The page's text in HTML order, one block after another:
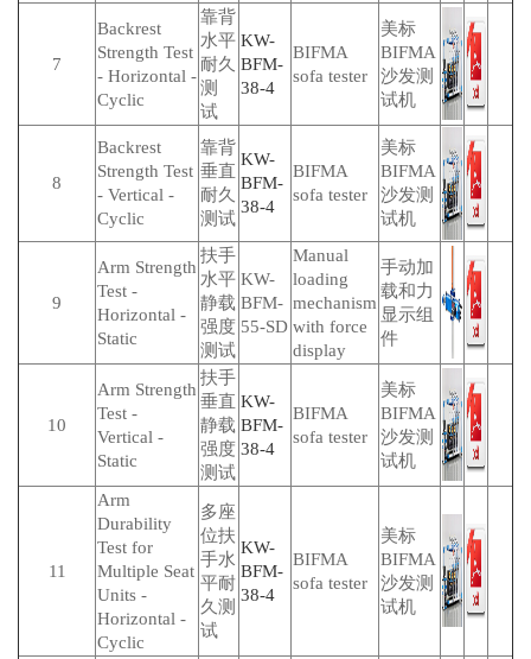
7
Backrest
Strength Test
- Horizontal -
Cyclic
靠背
水平
耐久
测
试
KW-
BFM-
38-4
BIFMA
sofa tester
美标
BIFMA
沙发测
试机
8
Backrest
Strength Test
- Vertical -
Cyclic
靠背
垂直
耐久
测试
KW-
BFM-
38-4
BIFMA
sofa tester
美标
BIFMA
沙发测
试机
9
Arm Strength
Test -
Horizontal -
Static
扶手
水平
静载
强度
测试
KW-
BFM-
55-SD
Manual
loading
mechanism
with force
display
手动加
载和力
显示组
件
10
Arm Strength
Test -
Vertical -
Static
扶手
垂直
静载
强度
测试
KW-
BFM-
38-4
BIFMA
sofa tester
美标
BIFMA
沙发测
试机
11
Arm
Durability
Test for
Multiple Seat
Units -
Horizontal -
Cyclic
多座
位扶
手水
平耐
久测
试
KW-
BFM-
38-4
BIFMA
sofa tester
美标
BIFMA
沙发测
试机